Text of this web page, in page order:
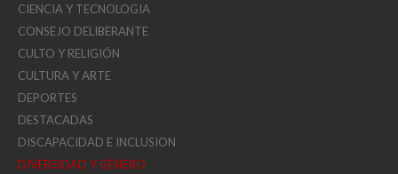
CIENCIA Y TECNOLOGIA
CONSEJO DELIBERANTE
CULTO Y RELIGIÓN
CULTURA Y ARTE
DEPORTES
DESTACADAS
DISCAPACIDAD E INCLUSION
DIVERSIDAD Y GÉNERO